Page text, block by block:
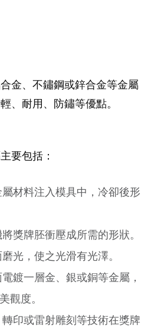
金、不鏽鋼或鋅合金等金屬
、耐用、防鏽等優點。
要包括：
材料注入模具中，冷卻後形
獎牌胚衝壓成所需的形狀。
光，使之光滑有光澤。
鍍一層金、銀或銅等金屬，
觀度。
印或雷射雕刻等技術在獎牌